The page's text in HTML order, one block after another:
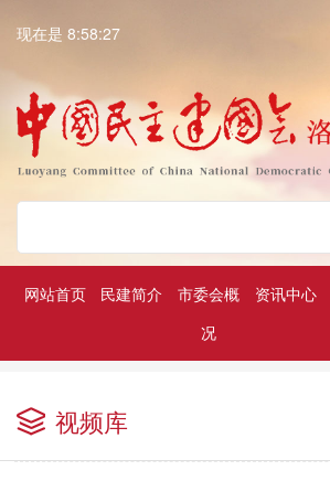
现在是 8:58:27
网站首页 民建简介
市委会概
况
资讯中心
视频库